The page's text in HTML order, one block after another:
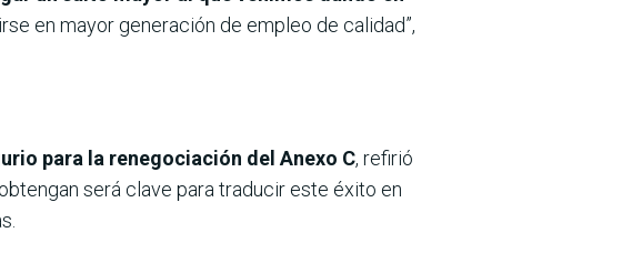
en mayor generación de empleo de calidad”,
para la renegociación del Anexo C, refirió
será clave para traducir este éxito en